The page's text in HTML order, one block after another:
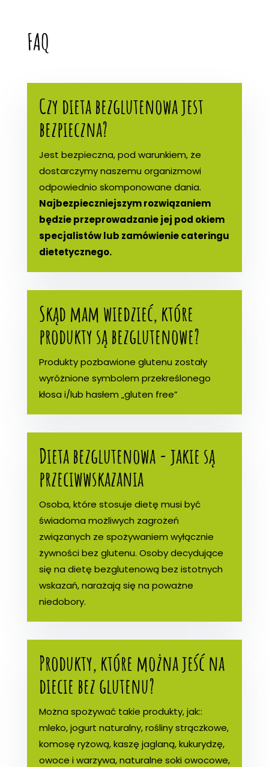
FAQ
Czy dieta bezglutenowa jest
bezpieczna?
Jest bezpieczna, pod warunkiem, że
dostarczymy naszemu organizmowi
odpowiednio skomponowane dania.
Najbezpieczniejszym rozwiązaniem
będzie przeprowadzanie jej pod okiem
specjalistów lub zamówienie cateringu
dietetycznego.
Skąd mam wiedzieć, które
produkty są bezglutenowe?
Produkty pozbawione glutenu zostały
wyróżnione symbolem przekreślonego
kłosa i/lub hasłem „gluten free”
Dieta bezglutenowa - jakie są
przeciwwskazania
Osoba, które stosuje dietę musi być
świadoma możliwych zagrożeń
związanych ze spożywaniem wyłącznie
żywności bez glutenu. Osoby decydujące
się na dietę bezglutenową bez istotnych
wskazań, narażają się na poważne
niedobory.
Produkty, które można jeść na
diecie bez glutenu?
Można spożywać takie produkty, jak::
mleko, jogurt naturalny, rośliny strączkowe,
komosę ryżową, kaszę jaglaną, kukurydzę,
owoce i warzywa, naturalne soki owocowe,